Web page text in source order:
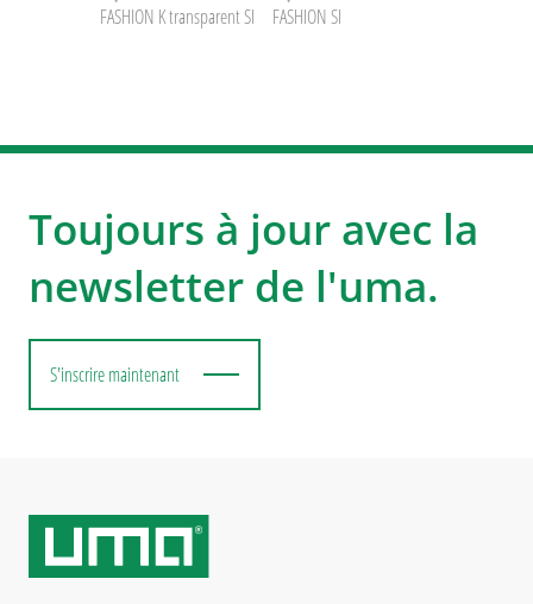
FASHION K transparent SI FASHION SI
Toujours à jour avec la
newsletter de l'uma.
S'inscrire maintenant